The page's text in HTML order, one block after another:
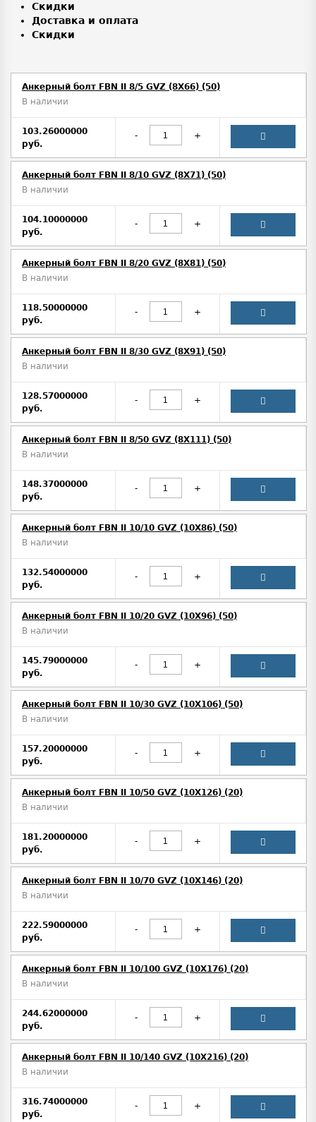
Скидки
Доставка и оплата
Скидки
Анкерный болт FBN II 8/5 GVZ (8X66) (50)
В наличии
103.26000000
руб.
- +
Анкерный болт FBN II 8/10 GVZ (8X71) (50)
В наличии
104.10000000
руб.
- +
Анкерный болт FBN II 8/20 GVZ (8X81) (50)
В наличии
118.50000000
руб.
- +
Анкерный болт FBN II 8/30 GVZ (8X91) (50)
В наличии
128.57000000
руб.
- +
Анкерный болт FBN II 8/50 GVZ (8X111) (50)
В наличии
148.37000000
руб.
- +
Анкерный болт FBN II 10/10 GVZ (10X86) (50)
В наличии
132.54000000
руб.
- +
Анкерный болт FBN II 10/20 GVZ (10X96) (50)
В наличии
145.79000000
руб.
- +
Анкерный болт FBN II 10/30 GVZ (10X106) (50)
В наличии
157.20000000
руб.
- +
Анкерный болт FBN II 10/50 GVZ (10X126) (20)
В наличии
181.20000000
руб.
- +
Анкерный болт FBN II 10/70 GVZ (10X146) (20)
В наличии
222.59000000
руб.
- +
Анкерный болт FBN II 10/100 GVZ (10X176) (20)
В наличии
244.62000000
руб.
- +
Анкерный болт FBN II 10/140 GVZ (10X216) (20)
В наличии
316.74000000
руб.
- +